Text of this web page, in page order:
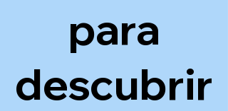
para
descubrir